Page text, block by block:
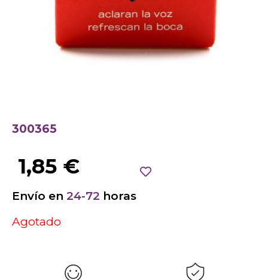
300365
1,85 €
Envío en 24-72 horas
Agotado